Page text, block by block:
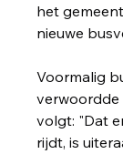
het
nieuwe
Voormalig
verwoordde
volgt: "Dat
rijdt, is